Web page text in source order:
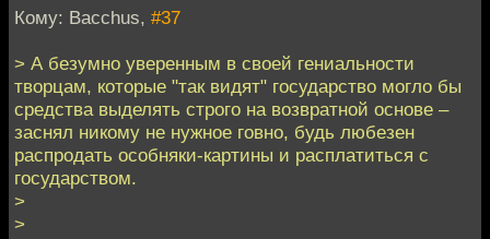
Кому: Bacchus, #37
> А безумно уверенным в своей гениальности
творцам, которые "так видят" государство могло бы
средства выделять строго на возвратной основе –
заснял никому не нужное говно, будь любезен
распродать особняки-картины и расплатиться с
государством.
>
>